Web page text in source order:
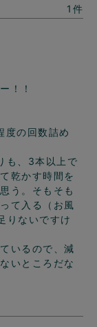
1
！！
度の回数詰め
も、3本以上で
乾かす時間を
う。そもそも
て入る（お風
りないですけ
いるので、減
いところだな